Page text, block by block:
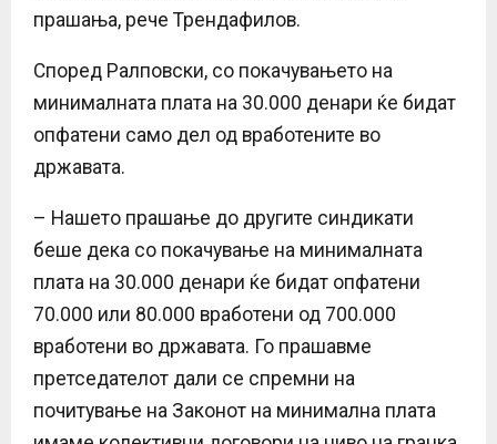
прашања, рече Трендафилов.
Според Ралповски, со покачувањето на
минималната плата на 30.000 денари ќе бидат
опфатени само дел од вработените во
државата.
– Нашето прашање до другите синдикати
беше дека со покачување на минималната
плата на 30.000 денари ќе бидат опфатени
70.000 или 80.000 вработени од 700.000
вработени во државата. Го прашавме
претседателот дали се спремни на
почитување на Законот на минимална плата